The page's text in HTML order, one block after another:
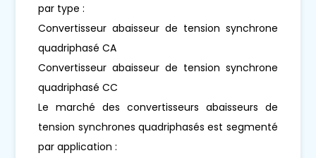
par type :
Convertisseur abaisseur de tension synchrone
quadriphasé CA
Convertisseur abaisseur de tension synchrone
quadriphasé CC
Le marché des convertisseurs abaisseurs de
tension synchrones quadriphasés est segmenté
par application :